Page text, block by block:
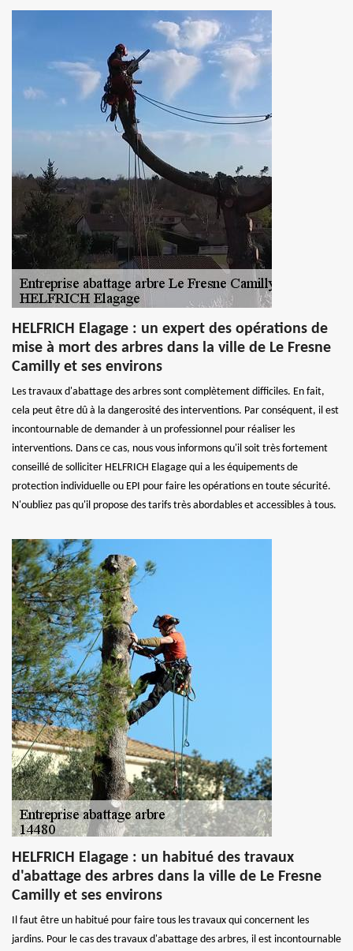
HELFRICH Elagage : un expert des opérations de
mise à mort des arbres dans la ville de Le Fresne
Camilly et ses environs
Les travaux d'abattage des arbres sont complètement difficiles. En fait,
cela peut être dû à la dangerosité des interventions. Par conséquent, il est
incontournable de demander à un professionnel pour réaliser les
interventions. Dans ce cas, nous vous informons qu'il soit très fortement
conseillé de solliciter HELFRICH Elagage qui a les équipements de
protection individuelle ou EPI pour faire les opérations en toute sécurité.
N'oubliez pas qu'il propose des tarifs très abordables et accessibles à tous.
HELFRICH Elagage : un habitué des travaux
d'abattage des arbres dans la ville de Le Fresne
Camilly et ses environs
Il faut être un habitué pour faire tous les travaux qui concernent les
jardins. Pour le cas des travaux d'abattage des arbres, il est incontournable